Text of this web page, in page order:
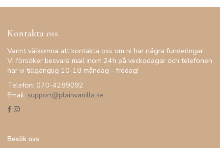
Kontakta oss
Varmt välkomna att kontakta oss om ni har några funderingar.
Vi försöker besvara mail inom 24h på veckodagar och telefonen
har vi tillgänglig 10-18 måndag - fredag!
Telefon: 070-4289092
Email: support@plainvanilla.se
Besök oss